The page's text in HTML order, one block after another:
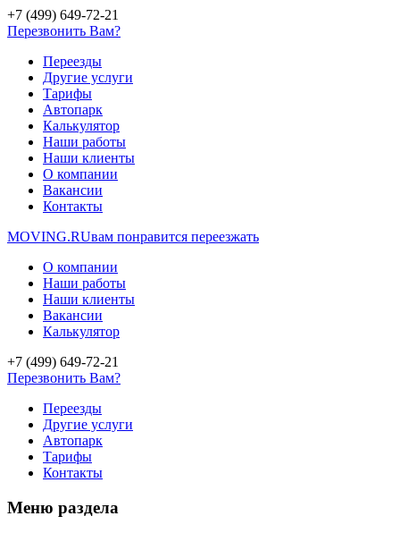
+7 (499) 649-72-21
Перезвонить Вам?
Переезды
Другие услуги
Тарифы
Автопарк
Калькулятор
Наши работы
Наши клиенты
О компании
Вакансии
Контакты
MOVING.RUвам понравится переезжать
О компании
Наши работы
Наши клиенты
Вакансии
Калькулятор
+7 (499) 649-72-21
Перезвонить Вам?
Переезды
Другие услуги
Автопарк
Тарифы
Контакты
Меню раздела